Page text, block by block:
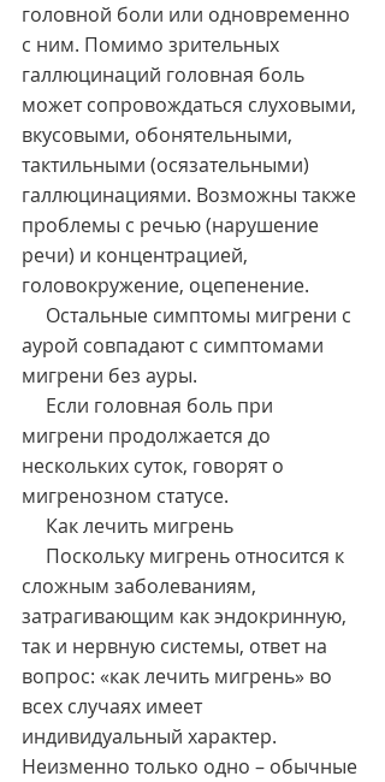
головной боли или одновременно
с ним. Помимо зрительных
галлюцинаций головная боль
может сопровождаться слуховыми,
вкусовыми, обонятельными,
тактильными (осязательными)
галлюцинациями. Возможны также
проблемы с речью (нарушение
речи) и концентрацией,
головокружение, оцепенение.
аурой совпадают с симптомами
мигрени без ауры.
мигрени продолжается до
нескольких суток, говорят о
мигренозном статусе.
     Как лечить мигрень
сложным заболеваниям,
затрагивающим как эндокринную,
так и нервную системы, ответ на
вопрос: «как лечить мигрень» во
всех случаях имеет
индивидуальный характер.
Неизменно только одно – обычные